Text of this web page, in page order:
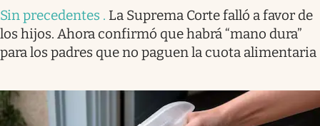
Sin precedentes . La Suprema Corte falló a favor de
los hijos. Ahora confirmó que habrá “mano dura”
para los padres que no paguen la cuota alimentaria